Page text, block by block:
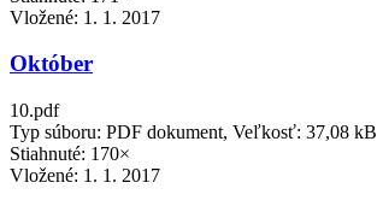
Vložené: 1. 1. 2017
Október
10.pdf
Typ súboru: PDF dokument, Veľkosť: 37,08 kB
Stiahnuté: 170×
Vložené: 1. 1. 2017